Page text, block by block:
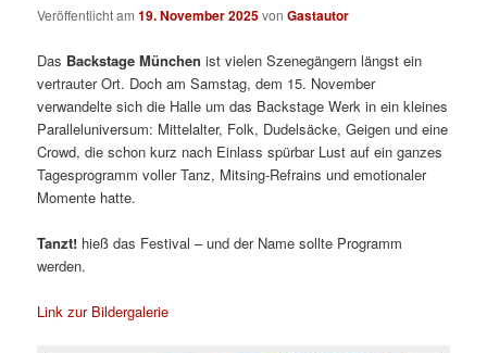
Veröffentlicht am19. November 2025vonGastautor
Das Backstage München ist vielen Szenegängern längst ein
vertrauter Ort. Doch am Samstag, dem 15. November
verwandelte sich die Halle um das Backstage Werk in ein kleines
Paralleluniversum: Mittelalter, Folk, Dudelsäcke, Geigen und eine
Crowd, die schon kurz nach Einlass spürbar Lust auf ein ganzes
Tagesprogramm voller Tanz, Mitsing-Refrains und emotionaler
Momente hatte.
Tanzt! hieß das Festival – und der Name sollte Programm
werden.
Link zur Bildergalerie